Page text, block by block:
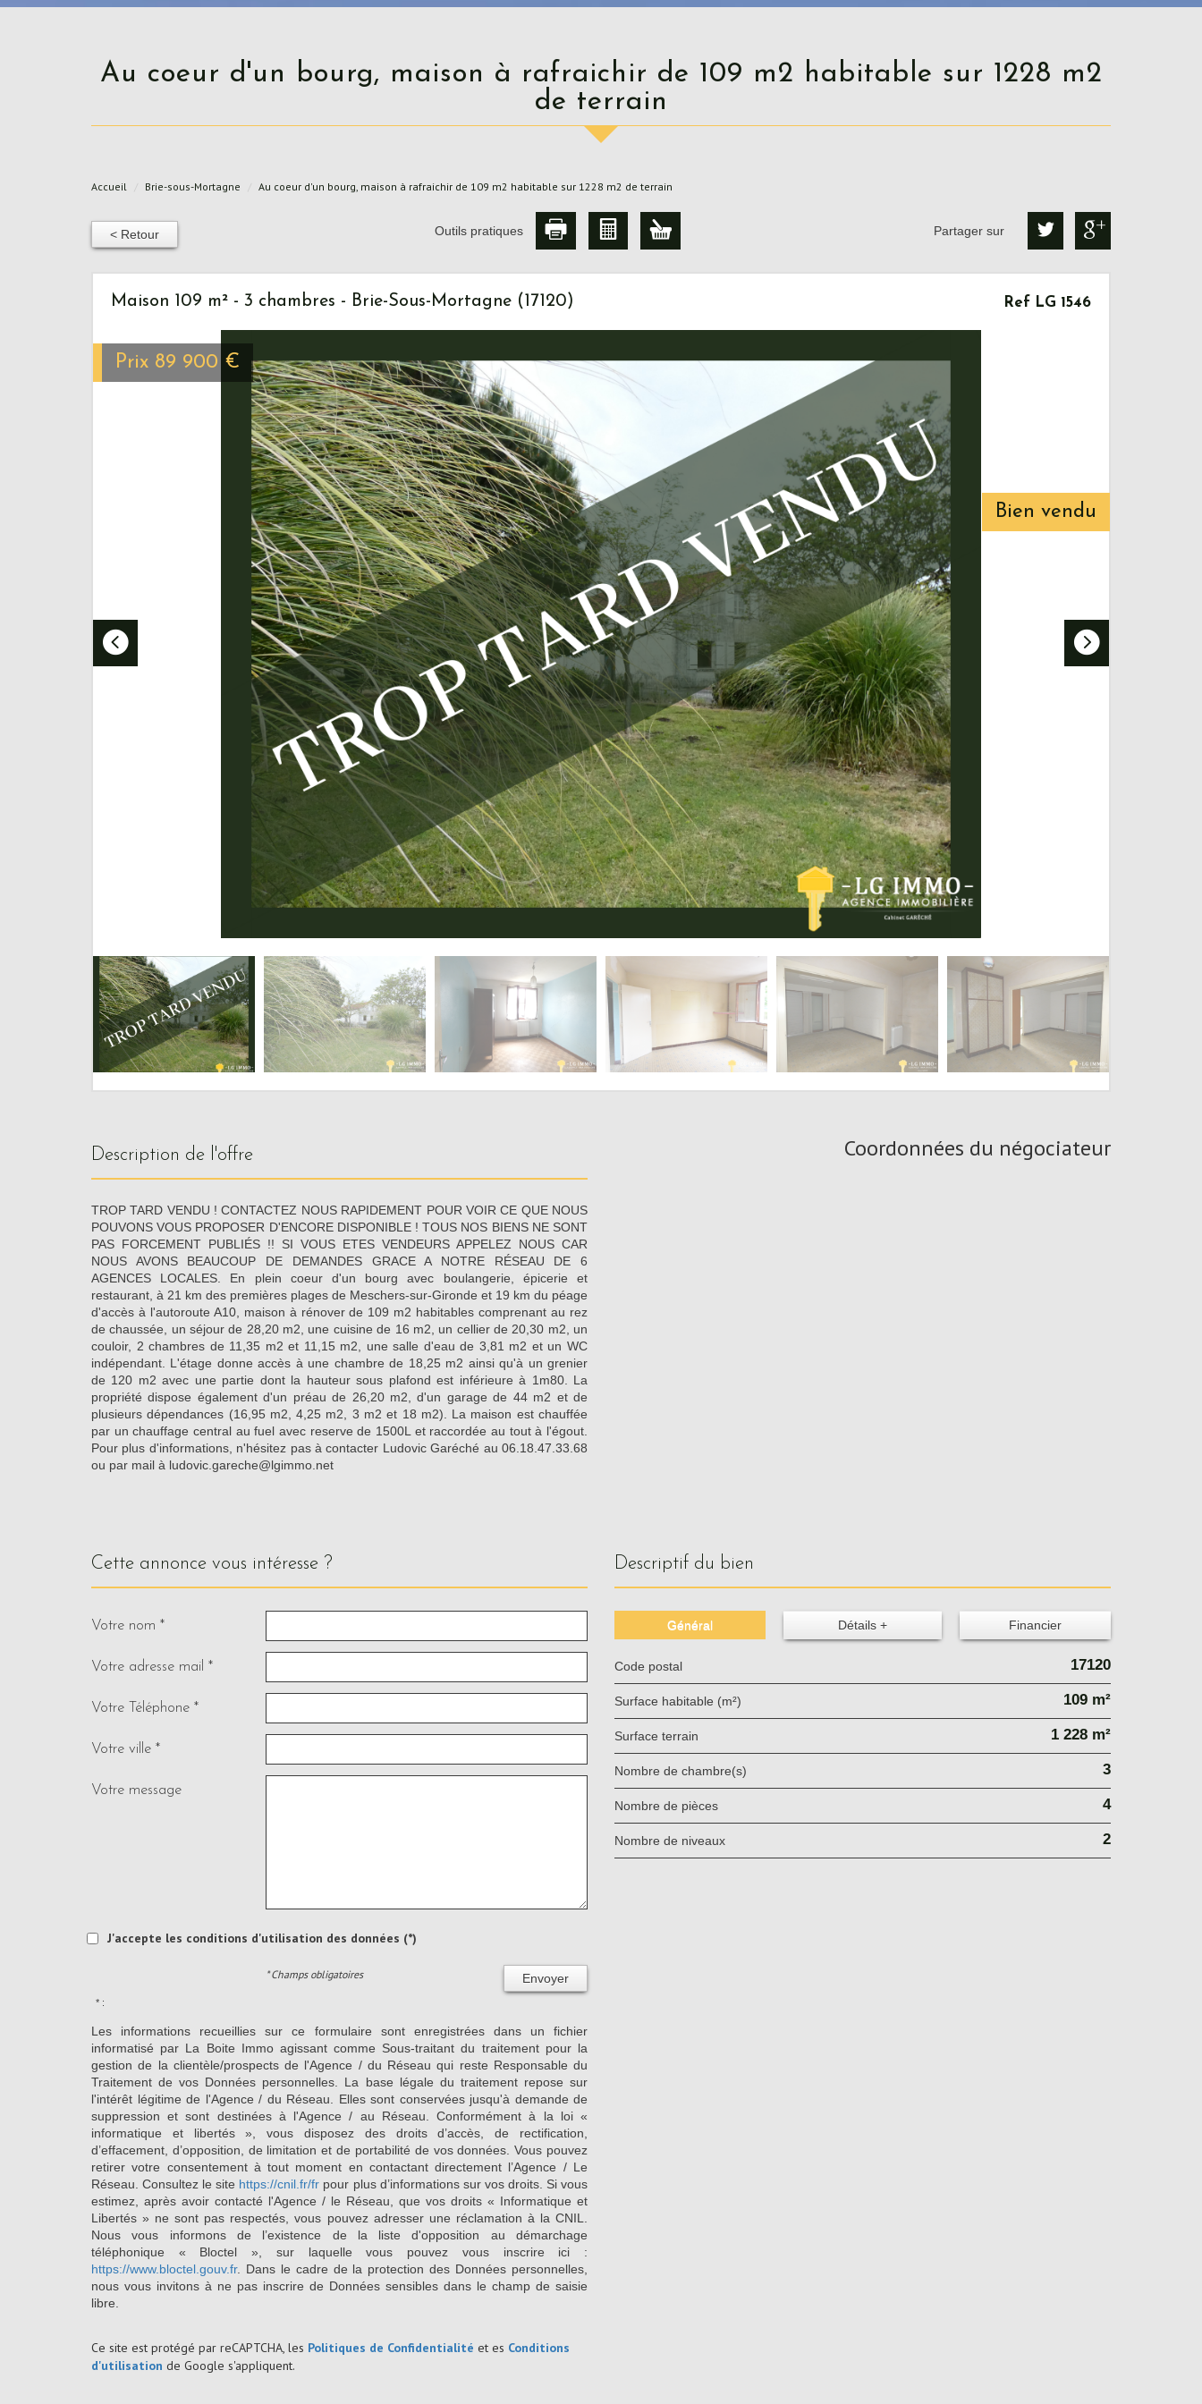
Au coeur d'un bourg, maison à rafraichir de 109 m2 habitable sur 1228 m2
de terrain
Accueil Brie-sous-Mortagne Au coeur d'un bourg, maison à rafraichir de 109 m2 habitable sur 1228 m2 de terrain
< Retour Outils pratiques Partager sur
Bien vendu
Maison 109 m² - 3 chambres - Brie-Sous-Mortagne (17120) Ref LG 1546
Prix 89 900 €
description de l'offre
TROP TARD VENDU ! CONTACTEZ NOUS RAPIDEMENT POUR VOIR CE QUE NOUS
POUVONS VOUS PROPOSER D'ENCORE DISPONIBLE ! TOUS NOS BIENS NE SONT
PAS FORCEMENT PUBLIÉS !! SI VOUS ETES VENDEURS APPELEZ NOUS CAR
NOUS AVONS BEAUCOUP DE DEMANDES GRACE A NOTRE RÉSEAU DE 6
AGENCES LOCALES. En plein coeur d'un bourg avec boulangerie, épicerie et
restaurant, à 21 km des premières plages de Meschers-sur-Gironde et 19 km du péage
d'accès à l'autoroute A10, maison à rénover de 109 m2 habitables comprenant au rez
de chaussée, un séjour de 28,20 m2, une cuisine de 16 m2, un cellier de 20,30 m2, un
couloir, 2 chambres de 11,35 m2 et 11,15 m2, une salle d'eau de 3,81 m2 et un WC
indépendant. L'étage donne accès à une chambre de 18,25 m2 ainsi qu'à un grenier
de 120 m2 avec une partie dont la hauteur sous plafond est inférieure à 1m80. La
propriété dispose également d'un préau de 26,20 m2, d'un garage de 44 m2 et de
plusieurs dépendances (16,95 m2, 4,25 m2, 3 m2 et 18 m2). La maison est chauffée
par un chauffage central au fuel avec reserve de 1500L et raccordée au tout à l'égout.
Pour plus d'informations, n'hésitez pas à contacter Ludovic Garéché au 06.18.47.33.68
ou par mail à ludovic.gareche@lgimmo.net
Coordonnées du négociateur
cette annonce vous intéresse ?
Votre nom *
Votre adresse mail *
Votre Téléphone *
Votre ville *
Votre message
J'accepte les conditions d'utilisation des données (*)
Envoyer
* Champs obligatoires
* :
Les informations recueillies sur ce formulaire sont enregistrées dans un fichier
informatisé par La Boite Immo agissant comme Sous-traitant du traitement pour la
gestion de la clientèle/prospects de l'Agence / du Réseau qui reste Responsable du
Traitement de vos Données personnelles. La base légale du traitement repose sur
l'intérêt légitime de l'Agence / du Réseau. Elles sont conservées jusqu'à demande de
suppression et sont destinées à l'Agence / au Réseau. Conformément à la loi «
informatique et libertés », vous disposez des droits d’accès, de rectification,
d’effacement, d’opposition, de limitation et de portabilité de vos données. Vous pouvez
retirer votre consentement à tout moment en contactant directement l’Agence / Le
Réseau. Consultez le site https://cnil.fr/fr pour plus d’informations sur vos droits. Si vous
estimez, après avoir contacté l'Agence / le Réseau, que vos droits « Informatique et
Libertés » ne sont pas respectés, vous pouvez adresser une réclamation à la CNIL.
Nous vous informons de l’existence de la liste d'opposition au démarchage
téléphonique « Bloctel », sur laquelle vous pouvez vous inscrire ici :
https://www.bloctel.gouv.fr. Dans le cadre de la protection des Données personnelles,
nous vous invitons à ne pas inscrire de Données sensibles dans le champ de saisie
libre.
Ce site est protégé par reCAPTCHA, les Politiques de Confidentialité et es Conditions
d'utilisation de Google s'appliquent.
descriptif du bien
Général Détails + Financier
Code postal 17120
Surface habitable (m²) 109 m²
surface terrain 1 228 m²
Nombre de chambre(s) 3
Nombre de pièces 4
Nombre de niveaux 2